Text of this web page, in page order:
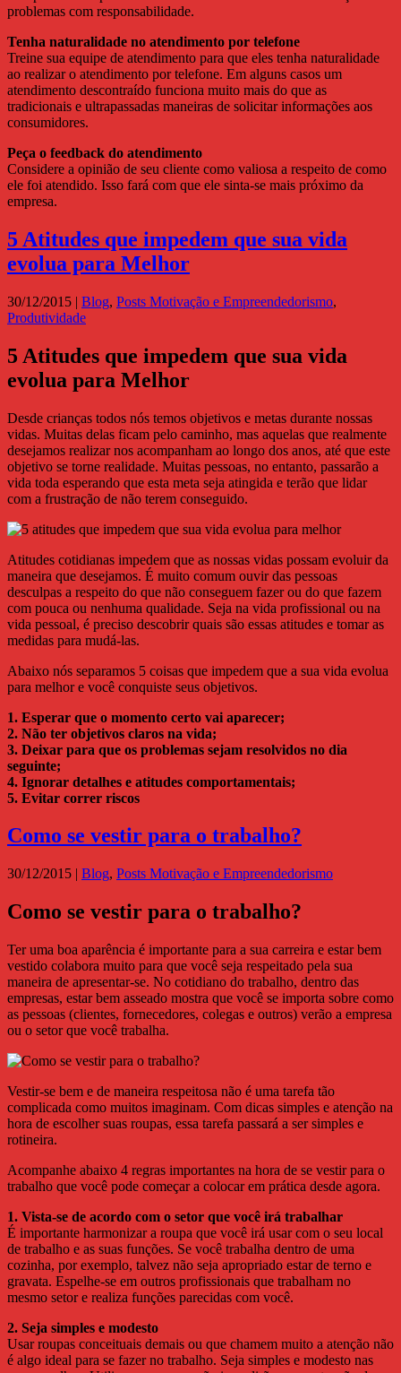
problemas com responsabilidade.
Tenha naturalidade no atendimento por telefone
Treine sua equipe de atendimento para que eles tenha naturalidade
ao realizar o atendimento por telefone. Em alguns casos um
atendimento descontraído funciona muito mais do que as
tradicionais e ultrapassadas maneiras de solicitar informações aos
consumidores.
Peça o feedback do atendimento
Considere a opinião de seu cliente como valiosa a respeito de como
ele foi atendido. Isso fará com que ele sinta-se mais próximo da
empresa.
5 Atitudes que impedem que sua vida
evolua para Melhor
30/12/2015 | Blog, Posts Motivação e Empreendedorismo,
Produtividade
5 Atitudes que impedem que sua vida
evolua para Melhor
Desde crianças todos nós temos objetivos e metas durante nossas
vidas. Muitas delas ficam pelo caminho, mas aquelas que realmente
desejamos realizar nos acompanham ao longo dos anos, até que este
objetivo se torne realidade. Muitas pessoas, no entanto, passarão a
vida toda esperando que esta meta seja atingida e terão que lidar
com a frustração de não terem conseguido.
Atitudes cotidianas impedem que as nossas vidas possam evoluir da
maneira que desejamos. É muito comum ouvir das pessoas
desculpas a respeito do que não conseguem fazer ou do que fazem
com pouca ou nenhuma qualidade. Seja na vida profissional ou na
vida pessoal, é preciso descobrir quais são essas atitudes e tomar as
medidas para mudá-las.
Abaixo nós separamos 5 coisas que impedem que a sua vida evolua
para melhor e você conquiste seus objetivos.
1. Esperar que o momento certo vai aparecer;
2. Não ter objetivos claros na vida;
3. Deixar para que os problemas sejam resolvidos no dia
seguinte;
4. Ignorar detalhes e atitudes comportamentais;
5. Evitar correr riscos
Como se vestir para o trabalho?
30/12/2015 | Blog, Posts Motivação e Empreendedorismo
Como se vestir para o trabalho?
Ter uma boa aparência é importante para a sua carreira e estar bem
vestido colabora muito para que você seja respeitado pela sua
maneira de apresentar-se. No cotidiano do trabalho, dentro das
empresas, estar bem asseado mostra que você se importa sobre como
as pessoas (clientes, fornecedores, colegas e outros) verão a empresa
ou o setor que você trabalha.
Vestir-se bem e de maneira respeitosa não é uma tarefa tão
complicada como muitos imaginam. Com dicas simples e atenção na
hora de escolher suas roupas, essa tarefa passará a ser simples e
rotineira.
Acompanhe abaixo 4 regras importantes na hora de se vestir para o
trabalho que você pode começar a colocar em prática desde agora.
1. Vista-se de acordo com o setor que você irá trabalhar
É importante harmonizar a roupa que você irá usar com o seu local
de trabalho e as suas funções. Se você trabalha dentro de uma
cozinha, por exemplo, talvez não seja apropriado estar de terno e
gravata. Espelhe-se em outros profissionais que trabalham no
mesmo setor e realiza funções parecidas com você.
2. Seja simples e modesto
Usar roupas conceituais demais ou que chamem muito a atenção não
é algo ideal para se fazer no trabalho. Seja simples e modesto nas